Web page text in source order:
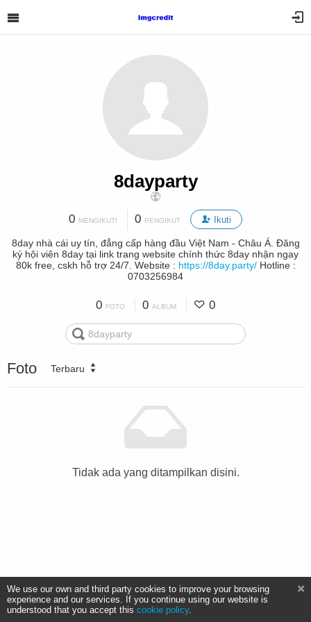
8dayparty
0 MENGIKUTI 0 PENGIKUT Ikuti
8day nhà cái uy tín, đẳng cấp hàng đầu Việt Nam - Châu Á. Đăng
ký hội viên 8day tại link trang website chính thức 8day nhận ngay
80k free, cskh hỗ trợ 24/7. Website : https://8day.party/Hotline :
0703256984
0 FOTO 0 ALBUM 0
Foto Terbaru
Tidak ada yang ditampilkan disini.
We use our own and third party cookies to improve your browsing
experience and our services. If you continue using our website is
understood that you accept this cookie policy.